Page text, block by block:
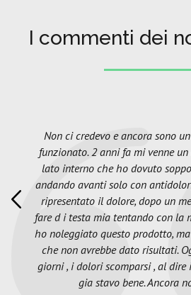
I commenti dei
Non ci credevo e ancora sono
funzionato. 2 anni fa mi venne
lato interno che ho dovuto
andando avanti solo con
ripresentato il dolore, dopo un
fare d i testa mia tentando con la
ho noleggiato questo prodotto,
che non avrebbe dato risultati.
giorni , i dolori scomparsi , al
gia stavo bene. Ancora